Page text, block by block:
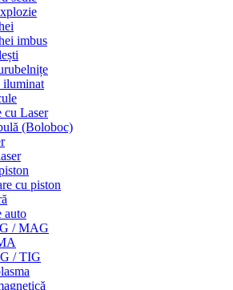
imbus
iluminat
cu Laser
(Boloboc)
cu piston
auto
/ MAG
/ TIG